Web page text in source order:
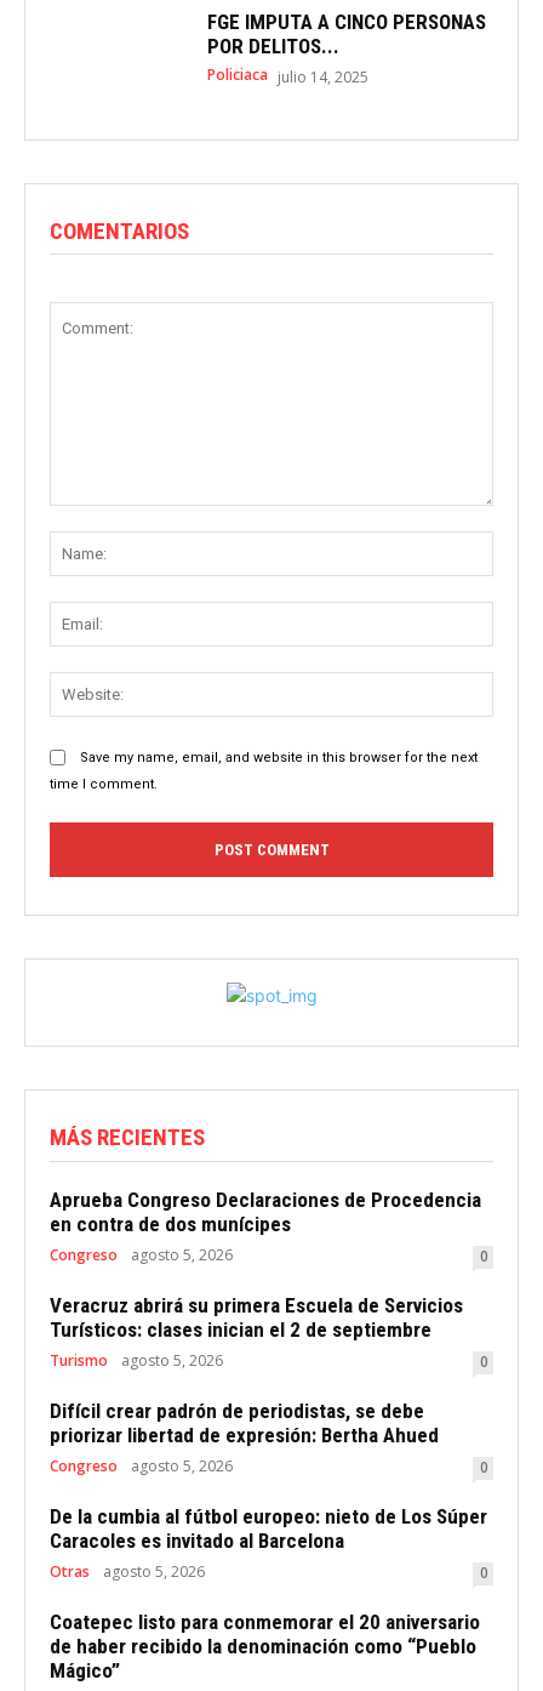
FGE IMPUTA A CINCO PERSONAS
POR DELITOS...
Policiaca julio 14, 2025
COMENTARIOS
Save my name, email, and website in this browser for the next
time I comment.
MÁS RECIENTES
Aprueba Congreso Declaraciones de Procedencia
en contra de dos munícipes
Congreso agosto 5, 2026 0
Veracruz abrirá su primera Escuela de Servicios
Turísticos: clases inician el 2 de septiembre
Turismo agosto 5, 2026 0
Difícil crear padrón de periodistas, se debe
priorizar libertad de expresión: Bertha Ahued
Congreso agosto 5, 2026 0
De la cumbia al fútbol europeo: nieto de Los Súper
Caracoles es invitado al Barcelona
Otras agosto 5, 2026 0
Coatepec listo para conmemorar el 20 aniversario
de haber recibido la denominación como “Pueblo
Mágico”